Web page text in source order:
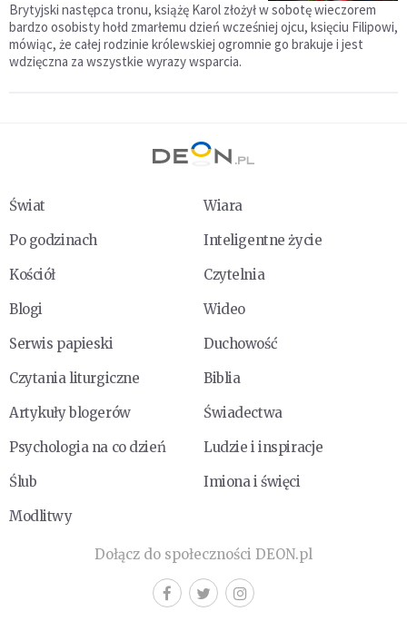
Brytyjski następca tronu, książę Karol złożył w sobotę wieczorem
bardzo osobisty hołd zmarłemu dzień wcześniej ojcu, księciu Filipowi,
mówiąc, że całej rodzinie królewskiej ogromnie go brakuje i jest
wdzięczna za wszystkie wyrazy wsparcia.
Świat
Wiara
Po godzinach
Inteligentne życie
Kościół
Czytelnia
Blogi
Wideo
Serwis papieski
Duchowość
Czytania liturgiczne
Biblia
Artykuły blogerów
Świadectwa
Psychologia na co dzień
Ludzie i inspiracje
Ślub
Imiona i święci
Modlitwy
Dołącz do społeczności DEON.pl